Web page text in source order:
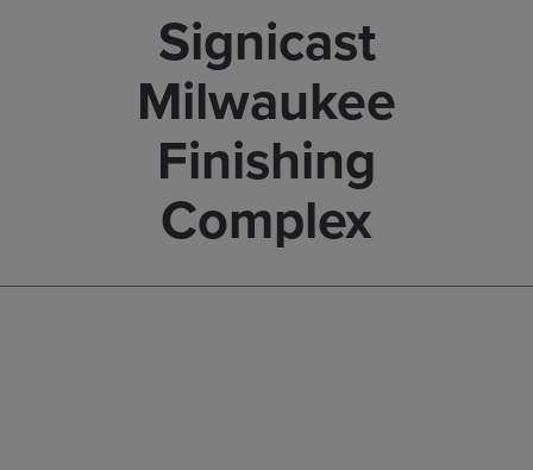
Signicast
Milwaukee
Finishing
Complex